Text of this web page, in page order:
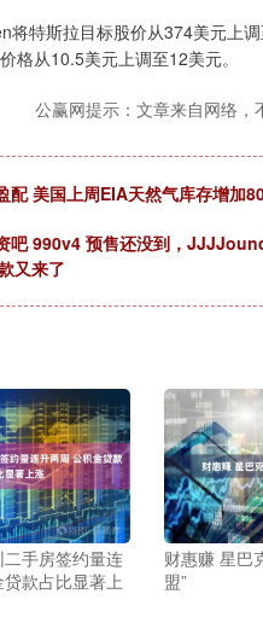
特斯拉目标股价从374美元上调
格从10.5美元上调至12美元。
公赢网提示：文章来自网络，
配 美国上周EIA天然气库存增加
吧 990v4 预售还没到，
又来了
手房签约量连
款占比显著上
财惠赚 星巴
盟”